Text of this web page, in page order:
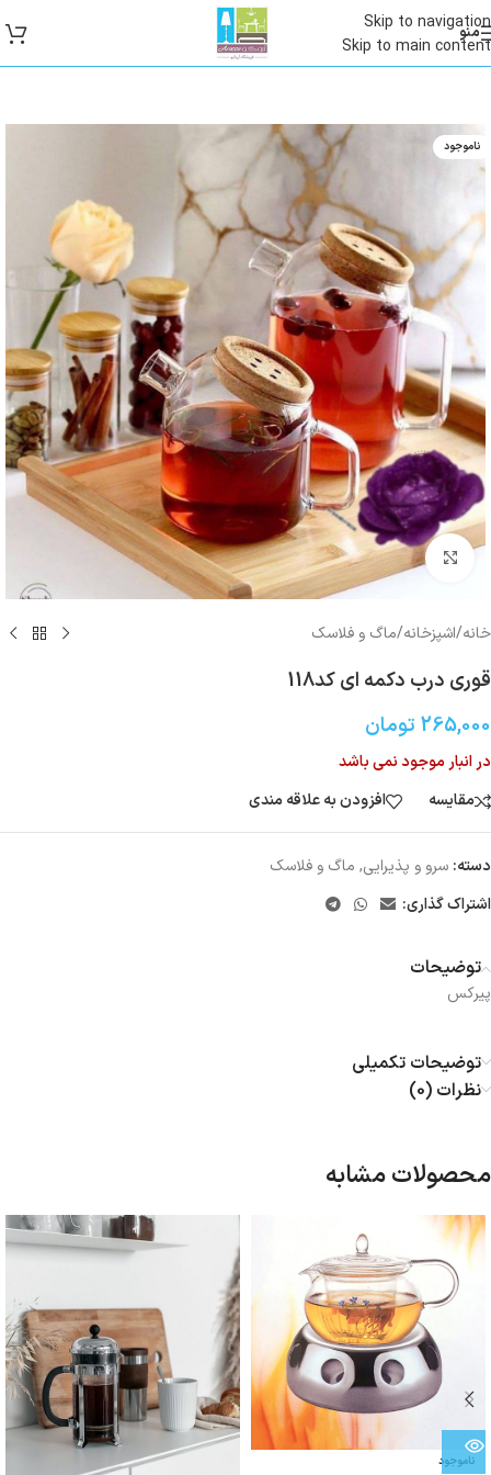
Skip to navigation
Skip to main content
منو
ناموجود
بزرگنمایی تصویر
خانه/اشپزخانه/ماگ و فلاسک
قوری درب دکمه ای کد118
265,000 تومان
در انبار موجود نمی باشد
مقایسه
افزودن به علاقه مندی
دسته: سرو و پذیرایی, ماگ و فلاسک
اشتراک گذاری:
توضیحات
پیرکس
توضیحات تکمیلی
نظرات (0)
محصولات مشابه
ناموجود